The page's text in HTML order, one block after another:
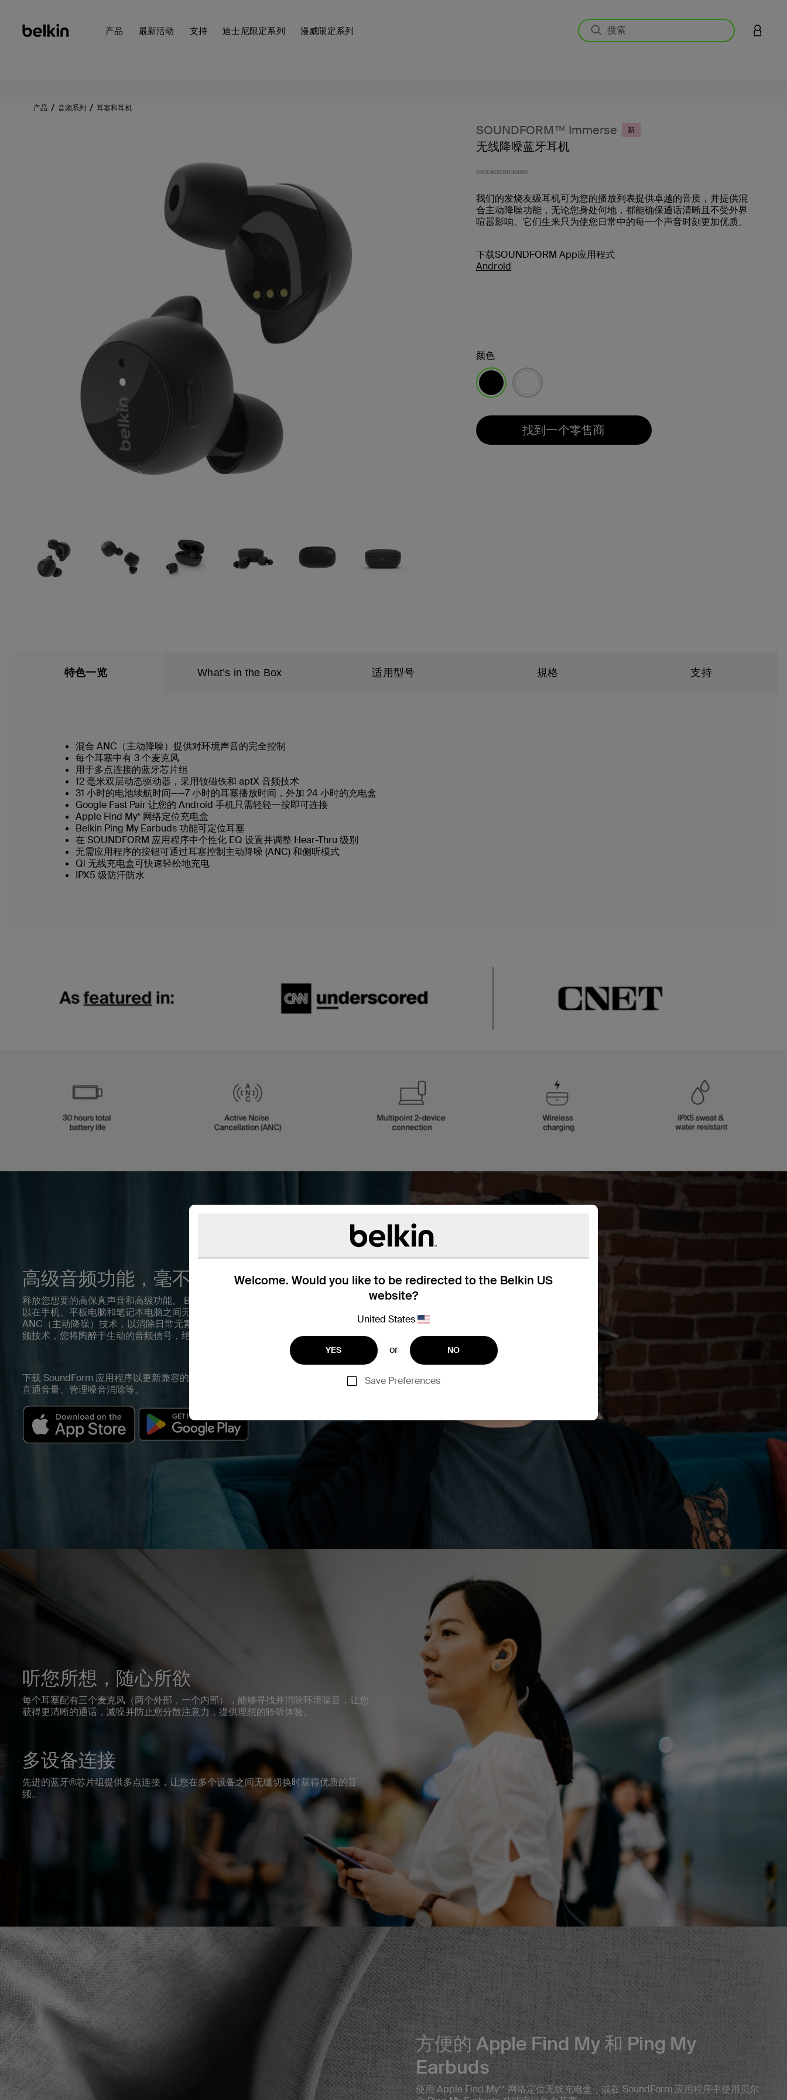
产品 最新活动 支持 迪士尼限定系列 漫威限定系列 登录您
Welcome. Would you like to be redirected to the Belkin US
website?
United States
YES or NO
Save Preferences
产品 音频系列 耳塞和耳机
SOUNDFORM™ Immerse 新
无线降噪蓝牙耳机
SKU:AUC003btBK
我们的发烧友级耳机可为您的播放列表提供卓越的音质，并提供混
合主动降噪功能，无论您身处何地，都能确保通话清晰且不受外界
喧嚣影响。它们生来只为使您日常中的每一个声音时刻更加优质。
下载SOUNDFORM App应用程式
Android
颜色
找到一个零售商
特色一览 What’s in the Box 适用型号 規格 支持
混合 ANC（主动降噪）提供对环境声音的完全控制
每个耳塞中有 3 个麦克风
用于多点连接的蓝牙芯片组
12 毫米双层动态驱动器，采用钕磁铁和 aptX 音频技术
31 小时的电池续航时间——7 小时的耳塞播放时间，外加 24 小时的充电盒
Google Fast Pair 让您的 Android 手机只需轻轻一按即可连接
Apple Find My* 网络定位充电盒
Belkin Ping My Earbuds 功能可定位耳塞
在 SOUNDFORM 应用程序中个性化 EQ 设置并调整 Hear-Thru 级别
无需应用程序的按钮可通过耳塞控制主动降噪 (ANC) 和侧听模式
Qi 无线充电盒可快速轻松地充电
IPX5 级防汗防水
高级音频功能，毫不妥协
释放您想要的高保真声音和高级功能。 Bluetooth® 芯片组支持多点音效，因此您可
以在手机、平板电脑和笔记本电脑之间无缝切换。 每个耳塞的三个麦克风支持混合
ANC（主动降噪）技术，以消除日常元素的轰鸣声。 借助 12 毫米驱动器和 aptX 音
频技术，您将陶醉于生动的音频信号，绝不会错过任何一个字。
下载 SoundForm 应用程序以更新兼容的 Belkin 耳塞的固件、个性化 EQ 设置、调整
直通音量、管理噪音消除等。
听您所想，随心所欲
每个耳塞配有三个麦克风（两个外部，一个内部），能够寻找并消除环境噪音，让您
获得更清晰的通话，减噪并防止您分散注意力，提供理想的聆听体验。
多设备连接
先进的蓝牙®芯片组提供多点连接，让您在多个设备之间无缝切换时获得优质的音
频。
方便的 Apple Find My 和 Ping My
Earbuds
使用 Apple Find My** 网络定位无线充电盒，或在 SoundForm 应用程序中使用贝尔